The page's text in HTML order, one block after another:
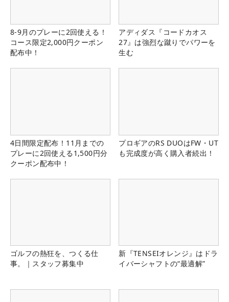
8-9月のプレーに2回使える！
コース限定2,000円クーポン
配布中！
アディダス『コードカオス
27』は強烈な蹴りでパワーを
生む
4日間限定配布！11月までの
プレーに2回使える1,500円分
クーポン配布中！
プロギアのRS DUOはFW・UT
も完成度が高く購入者続出！
ゴルフの熱狂を、つくる仕
事。｜スタッフ募集中
新『TENSEIオレンジ』はドラ
イバーシャフトの“最適解”